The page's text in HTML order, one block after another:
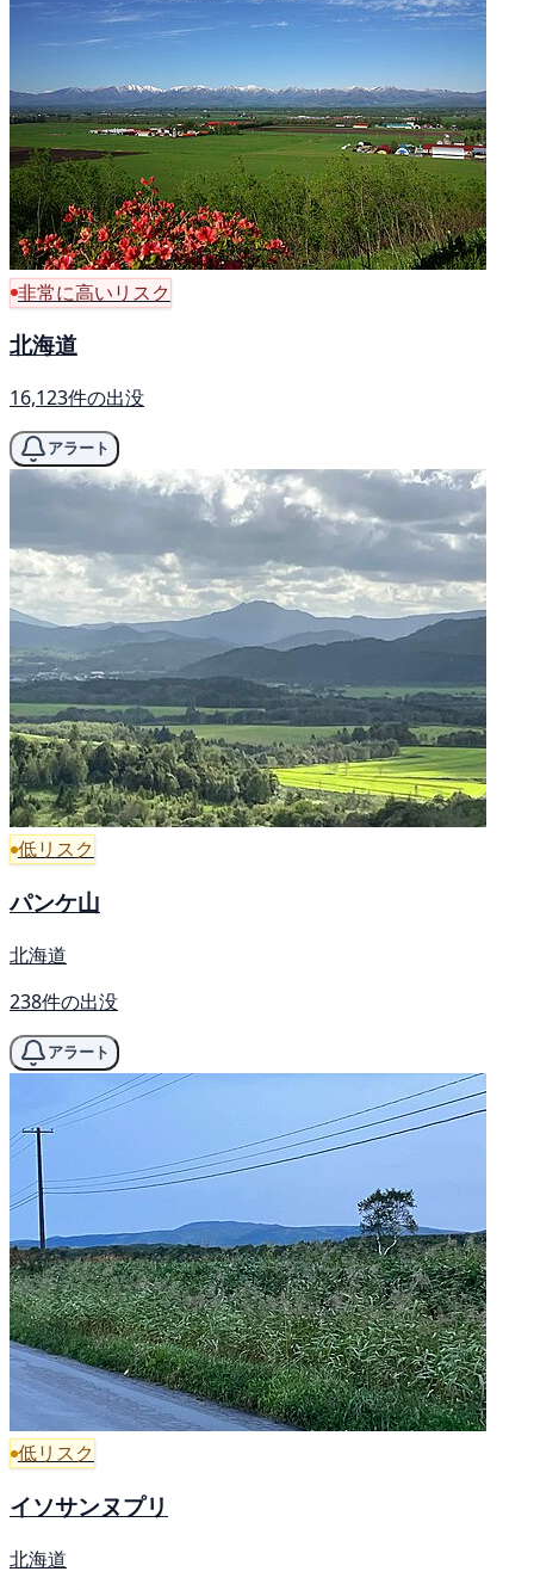
非常に高いリスク
北海道
16,123件の出没
アラート
低リスク
パンケ山
北海道
238件の出没
アラート
低リスク
イソサンヌプリ
北海道